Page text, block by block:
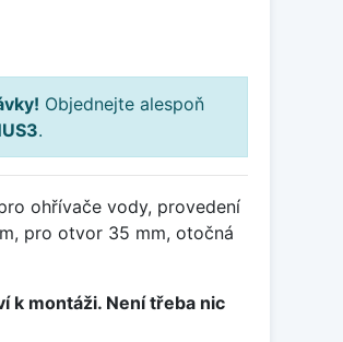
Objednejte alespoň
.
ohřívače vody, provedení
pro otvor 35 mm, otočná
k montáži. Není třeba nic